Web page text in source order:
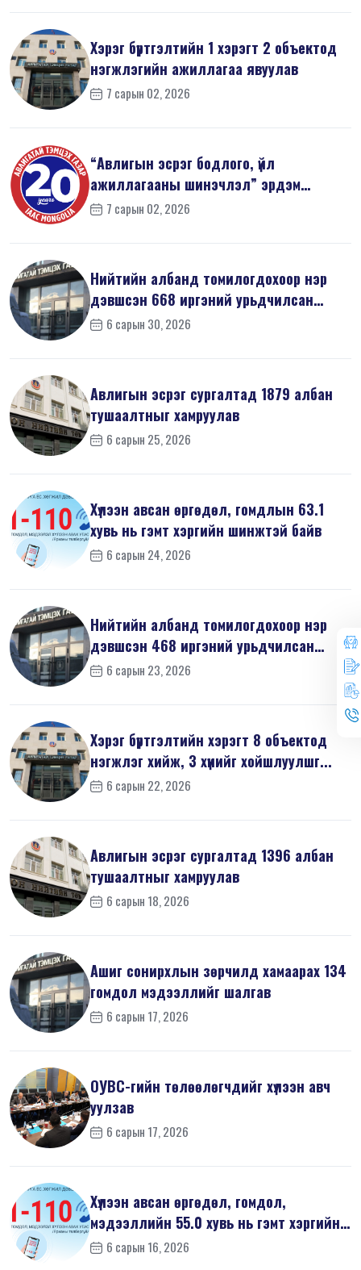
Хэрэг бүртгэлтийн 1 хэрэгт 2 объектод
нэгжлэгийн ажиллагаа явуулав
7 сарын 02, 2026
“Авлигын эсрэг бодлого, үйл
ажиллагааны шинэчлэл” эрдэм
шинжилгээний б...
7 сарын 02, 2026
Нийтийн албанд томилогдохоор нэр
дэвшсэн 668 иргэний урьдчилсан
мэдүүл...
6 сарын 30, 2026
Авлигын эсрэг сургалтад 1879 албан
тушаалтныг хамруулав
6 сарын 25, 2026
Хүлээн авсан өргөдөл, гомдлын 63.1
хувь нь гэмт хэргийн шинжтэй байв
6 сарын 24, 2026
Нийтийн албанд томилогдохоор нэр
дэвшсэн 468 иргэний урьдчилсан
мэдүүл...
6 сарын 23, 2026
Хэрэг бүртгэлтийн хэрэгт 8 объектод
нэгжлэг хийж, 3 хүнийг хойшлуулшг...
6 сарын 22, 2026
Авлигын эсрэг сургалтад 1396 албан
тушаалтныг хамруулав
6 сарын 18, 2026
Ашиг сонирхлын зөрчилд хамаарах 134
гомдол мэдээллийг шалгав
6 сарын 17, 2026
ОУВС-гийн төлөөлөгчдийг хүлээн авч
уулзав
6 сарын 17, 2026
Хүлээн авсан өргөдөл, гомдол,
мэдээллийн 55.0 хувь нь гэмт хэргийн
шин...
6 сарын 16, 2026